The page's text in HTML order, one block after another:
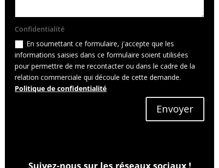
Confidentialité
En soumettant ce formulaire, j'accepte que les
informations saisies dans ce formulaire soient utilisées
pour permettre de me recontacter ou dans le cadre de la
relation commerciale qui découle de cette demande.
Politique de confidentialité
Envoyer
Suivez-nous sur les réseaux sociaux !